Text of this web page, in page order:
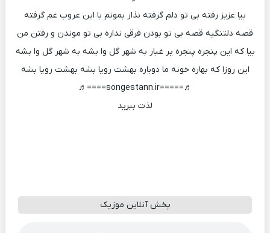
بیا عزیز رفته بی تو دلم گرفته نذار بمونم با این غروب غم گرفته
قصه دلتنگیه قصه بی تو بودن فرقی نداره بی تو موندن و رفتن من
بیا که این پنجره پنجره پر غبار به شهر گل وا بشه به شهر گل وا بشه
این روزا که بهاره خونه ما دوباره بهشت رویا بشه بهشت رویا بشه
♬=====songestann.ir====♬
لذت ببرید
پخش آنلاین موزیک